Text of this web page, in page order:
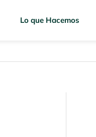
Lo que Hacemos